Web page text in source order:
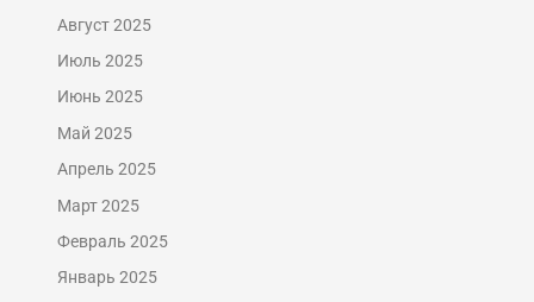
Август 2025
Июль 2025
Июнь 2025
Май 2025
Апрель 2025
Март 2025
Февраль 2025
Январь 2025